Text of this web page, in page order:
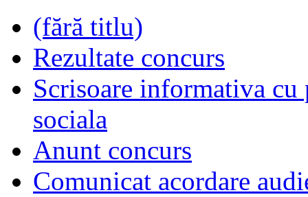
(fără titlu)
Rezultate concurs
Scrisoare informativa
sociala
Anunt concurs
Comunicat acordare